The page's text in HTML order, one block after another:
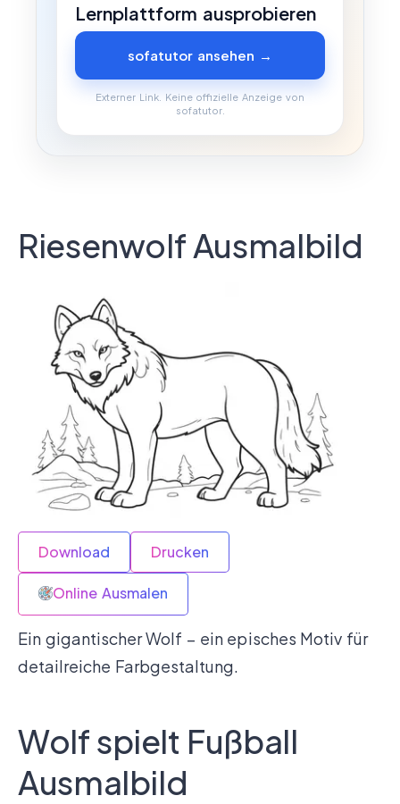
Lernplattform ausprobieren
sofatutor ansehen →
Externer Link. Keine offizielle Anzeige von
sofatutor.
Riesenwolf Ausmalbild
Download Drucken
Online Ausmalen
Ein gigantischer Wolf – ein episches Motiv für
detailreiche Farbgestaltung.
Wolf spielt Fußball
Ausmalbild